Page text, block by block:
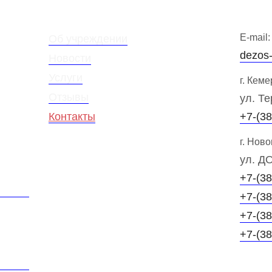
Контакты
E-mail:
г.
ул.
+7-
г.
ул.
+7-
+7-
+7-
+7-